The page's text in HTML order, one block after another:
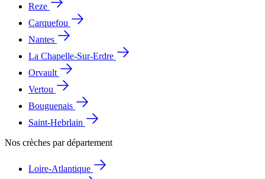
Reze
Carquefou
Nantes
La Chapelle-Sur-Erdre
Orvault
Vertou
Bouguenais
Saint-Hebrlain
Nos crèches par département
Loire-Atlantique